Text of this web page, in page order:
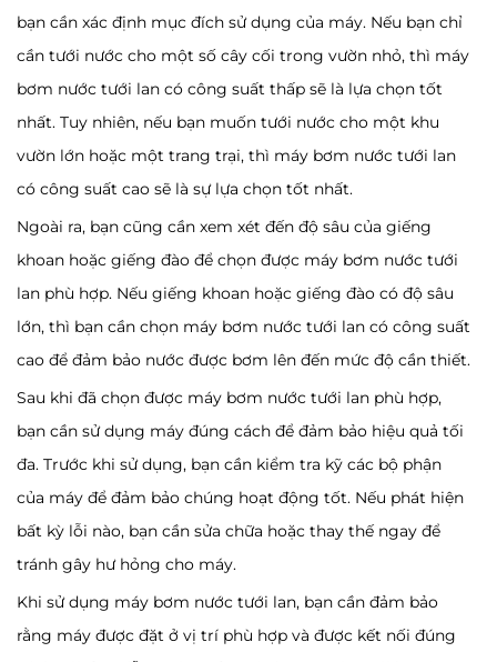
bạn cần xác định mục đích sử dụng của máy. Nếu bạn chỉ
cần tưới nước cho một số cây cối trong vườn nhỏ, thì máy
bơm nước tưới lan có công suất thấp sẽ là lựa chọn tốt
nhất. Tuy nhiên, nếu bạn muốn tưới nước cho một khu
vườn lớn hoặc một trang trại, thì máy bơm nước tưới lan
có công suất cao sẽ là sự lựa chọn tốt nhất.
Ngoài ra, bạn cũng cần xem xét đến độ sâu của giếng
khoan hoặc giếng đào để chọn được máy bơm nước tưới
lan phù hợp. Nếu giếng khoan hoặc giếng đào có độ sâu
lớn, thì bạn cần chọn máy bơm nước tưới lan có công suất
cao để đảm bảo nước được bơm lên đến mức độ cần thiết.
Sau khi đã chọn được máy bơm nước tưới lan phù hợp,
bạn cần sử dụng máy đúng cách để đảm bảo hiệu quả tối
đa. Trước khi sử dụng, bạn cần kiểm tra kỹ các bộ phận
của máy để đảm bảo chúng hoạt động tốt. Nếu phát hiện
bất kỳ lỗi nào, bạn cần sửa chữa hoặc thay thế ngay để
tránh gây hư hỏng cho máy.
Khi sử dụng máy bơm nước tưới lan, bạn cần đảm bảo
rằng máy được đặt ở vị trí phù hợp và được kết nối đúng